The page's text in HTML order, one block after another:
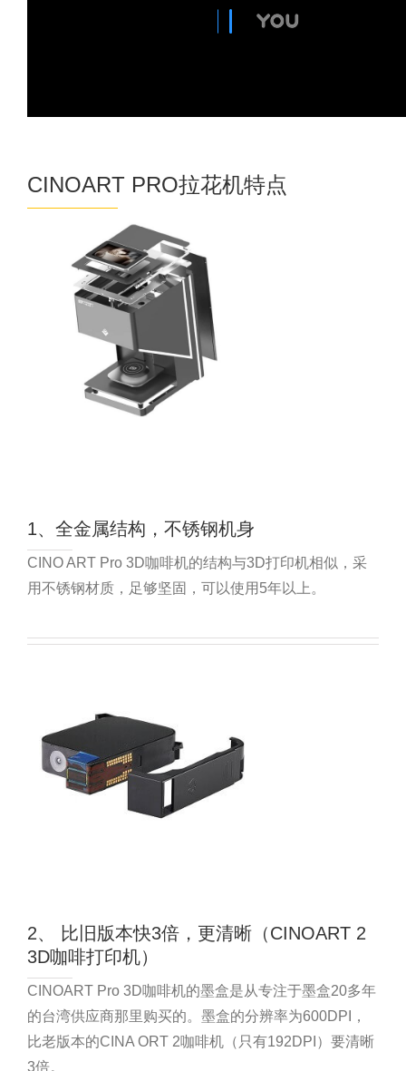
CINOART PRO拉花机特点
1、全金属结构，不锈钢机身
CINO ART Pro 3D咖啡机的结构与3D打印机相似，采
用不锈钢材质，足够坚固，可以使用5年以上。
2、 比旧版本快3倍，更清晰（CINOART 2
3D咖啡打印机）
CINOART Pro 3D咖啡机的墨盒是从专注于墨盒20多年
的台湾供应商那里购买的。墨盒的分辨率为600DPI，
比老版本的CINA ORT 2咖啡机（只有192DPI）要清晰
3倍。